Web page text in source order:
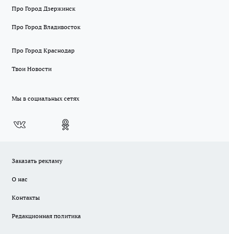
Про Город Дзержинск
Про Город Владивосток
Про Город Краснодар
Твои Новости
Мы в социальных сетях
Заказать рекламу
О нас
Контакты
Редакционная политика